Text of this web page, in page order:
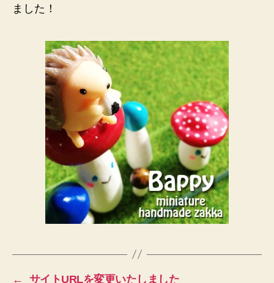
出
展
紹
介
ペ
ー
ジ
へ
の
ました！
← サイトURLを変更いたしました